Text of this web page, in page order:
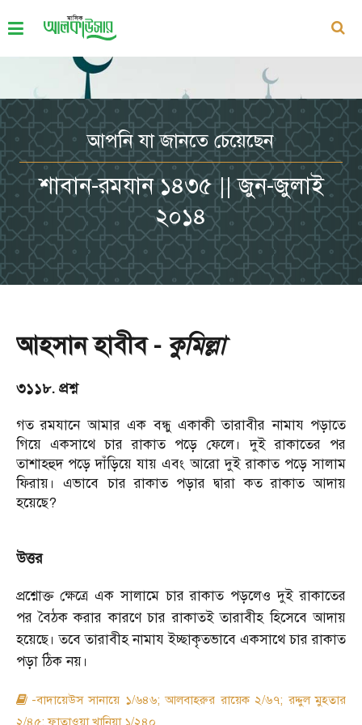
আপনি যা জানতে চেয়েছেন
শাবান-রমযান ১৪৩৫ || জুন-জুলাই
২০১৪
আহসান হাবীব - কুমিল্লা
৩১১৮. প্রশ্ন
গত রমযানে আমার এক বন্ধু একাকী তারাবীর নামায পড়াতে
গিয়ে একসাথে চার রাকাত পড়ে ফেলে। দুই রাকাতের পর
তাশাহহুদ পড়ে দাঁড়িয়ে যায় এবং আরো দুই রাকাত পড়ে সালাম
ফিরায়। এভাবে চার রাকাত পড়ার দ্বারা কত রাকাত আদায়
হয়েছে?
উত্তর
প্রশ্নোক্ত ক্ষেত্রে এক সালামে চার রাকাত পড়লেও দুই রাকাতের
পর বৈঠক করার কারণে চার রাকাতই তারাবীহ হিসেবে আদায়
হয়েছে। তবে তারাবীহ নামায ইচ্ছাকৃতভাবে একসাথে চার রাকাত
পড়া ঠিক নয়।
-বাদায়েউস সানায়ে ১/৬৪৬; আলবাহরুর রায়েক ২/৬৭; রদ্দুল মুহতার
২/৪৫; ফাতাওয়া খানিয়া ১/২৪০